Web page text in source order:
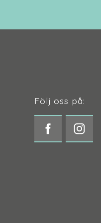
Följ oss på: